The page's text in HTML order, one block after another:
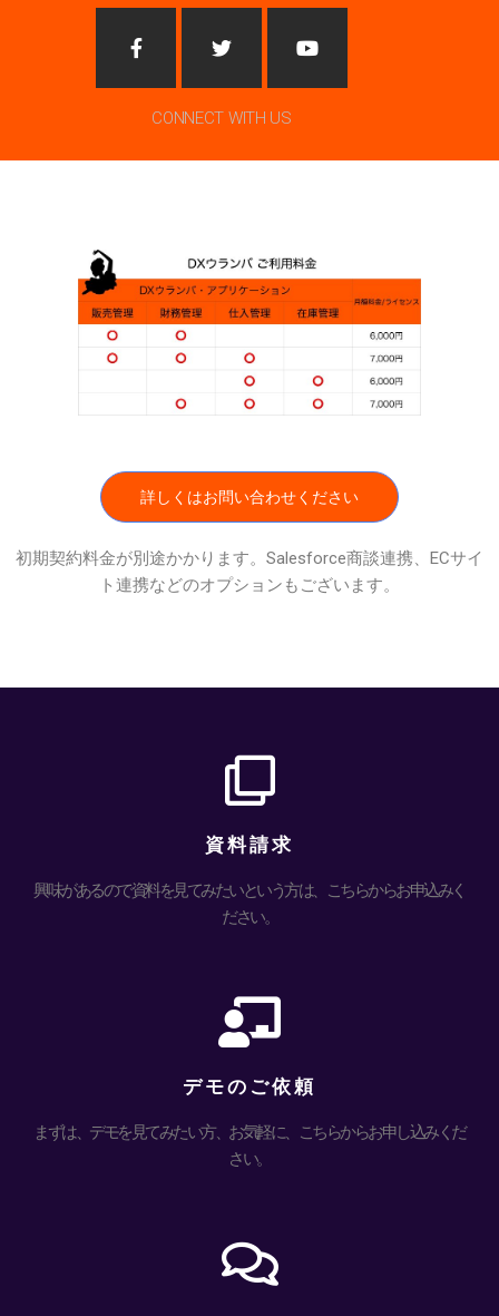
CONNECT WITH US
詳しくはお問い合わせください
初期契約料金が別途かかります。Salesforce商談連携、ECサイ
ト連携などのオプションもございます。
資料請求
興味があるので資料を見てみたいという方は、こちらからお申込みく
ださい。
デモのご依頼
まずは、デモを見てみたい方、お気軽に、こちらからお申し込みくだ
さい。